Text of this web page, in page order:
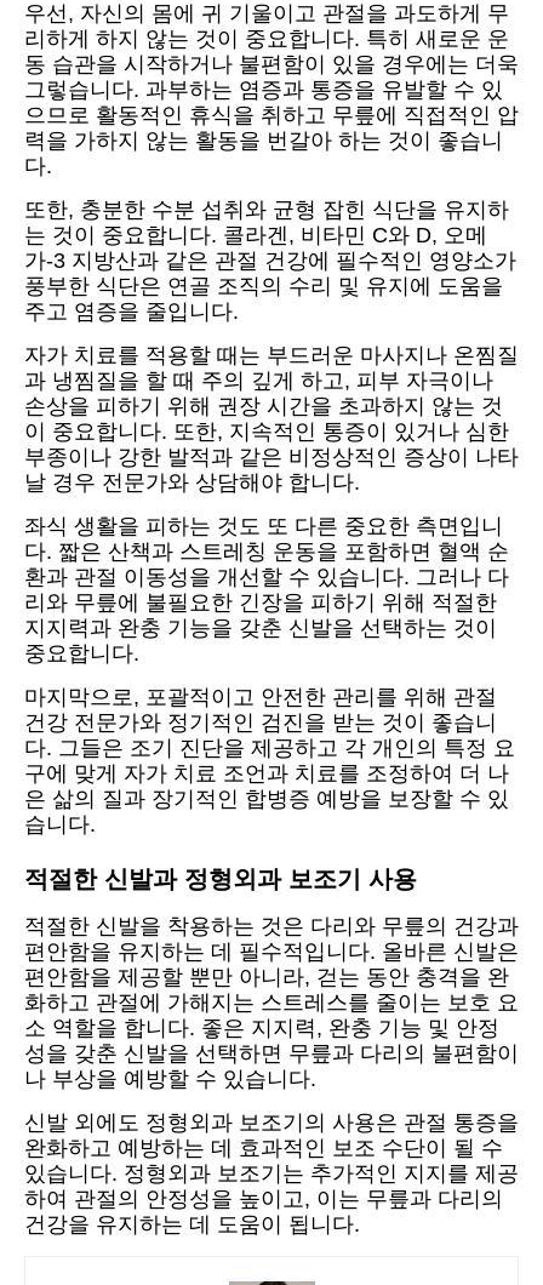
우선, 자신의 몸에 귀 기울이고 관절을 과도하게 무
리하게 하지 않는 것이 중요합니다. 특히 새로운 운
동 습관을 시작하거나 불편함이 있을 경우에는 더욱
그렇습니다. 과부하는 염증과 통증을 유발할 수 있
으므로 활동적인 휴식을 취하고 무릎에 직접적인 압
력을 가하지 않는 활동을 번갈아 하는 것이 좋습니
다.
또한, 충분한 수분 섭취와 균형 잡힌 식단을 유지하
는 것이 중요합니다. 콜라겐, 비타민 C와 D, 오메
가-3 지방산과 같은 관절 건강에 필수적인 영양소가
풍부한 식단은 연골 조직의 수리 및 유지에 도움을
주고 염증을 줄입니다.
자가 치료를 적용할 때는 부드러운 마사지나 온찜질
과 냉찜질을 할 때 주의 깊게 하고, 피부 자극이나
손상을 피하기 위해 권장 시간을 초과하지 않는 것
이 중요합니다. 또한, 지속적인 통증이 있거나 심한
부종이나 강한 발적과 같은 비정상적인 증상이 나타
날 경우 전문가와 상담해야 합니다.
좌식 생활을 피하는 것도 또 다른 중요한 측면입니
다. 짧은 산책과 스트레칭 운동을 포함하면 혈액 순
환과 관절 이동성을 개선할 수 있습니다. 그러나 다
리와 무릎에 불필요한 긴장을 피하기 위해 적절한
지지력과 완충 기능을 갖춘 신발을 선택하는 것이
중요합니다.
마지막으로, 포괄적이고 안전한 관리를 위해 관절
건강 전문가와 정기적인 검진을 받는 것이 좋습니
다. 그들은 조기 진단을 제공하고 각 개인의 특정 요
구에 맞게 자가 치료 조언과 치료를 조정하여 더 나
은 삶의 질과 장기적인 합병증 예방을 보장할 수 있
습니다.
적절한 신발과 정형외과 보조기 사용
적절한 신발을 착용하는 것은 다리와 무릎의 건강과
편안함을 유지하는 데 필수적입니다. 올바른 신발은
편안함을 제공할 뿐만 아니라, 걷는 동안 충격을 완
화하고 관절에 가해지는 스트레스를 줄이는 보호 요
소 역할을 합니다. 좋은 지지력, 완충 기능 및 안정
성을 갖춘 신발을 선택하면 무릎과 다리의 불편함이
나 부상을 예방할 수 있습니다.
신발 외에도 정형외과 보조기의 사용은 관절 통증을
완화하고 예방하는 데 효과적인 보조 수단이 될 수
있습니다. 정형외과 보조기는 추가적인 지지를 제공
하여 관절의 안정성을 높이고, 이는 무릎과 다리의
건강을 유지하는 데 도움이 됩니다.